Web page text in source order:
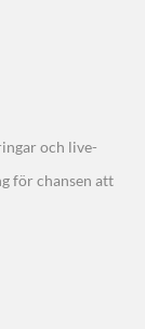
och live-
för chansen att